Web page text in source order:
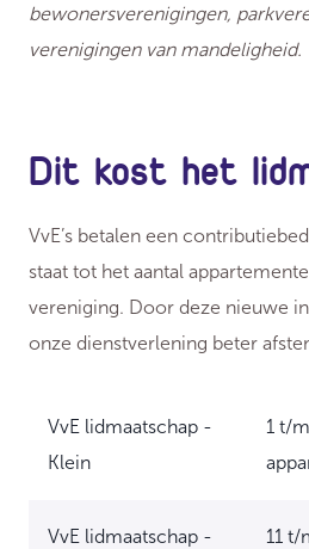
bewonersverenigingen,
verenigingen van mandeligheid.
Dit kost het
VvE’s betalen een
staat tot het aantal
vereniging. Door deze nieuwe
onze dienstverlening beter
VvE lidmaatschap -
Klein
1 t/
VvE lidmaatschap -
11 t/